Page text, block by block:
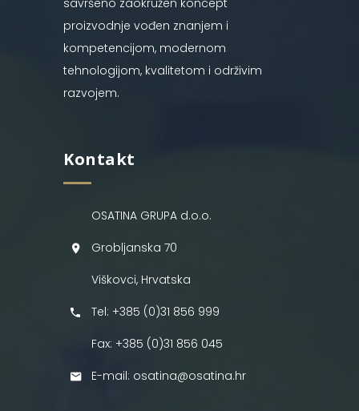
savršeno zaokružen koncept
proizvodnje vođen znanjem i
kompetencijom, modernom
tehnologijom, kvalitetom i održivim
razvojem.
Kontakt
OSATINA GRUPA d.o.o.
Grobljanska 70
Viškovci, Hrvatska
Tel: +385 (0)31 856 999
Fax: +385 (0)31 856 045
E-mail: osatina@osatina.hr